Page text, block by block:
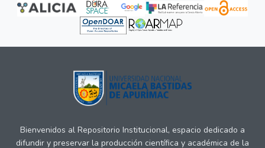
Bienvenidos al Repositorio Institucional, espacio dedicado a
difundir y preservar la producción científica y académica de la